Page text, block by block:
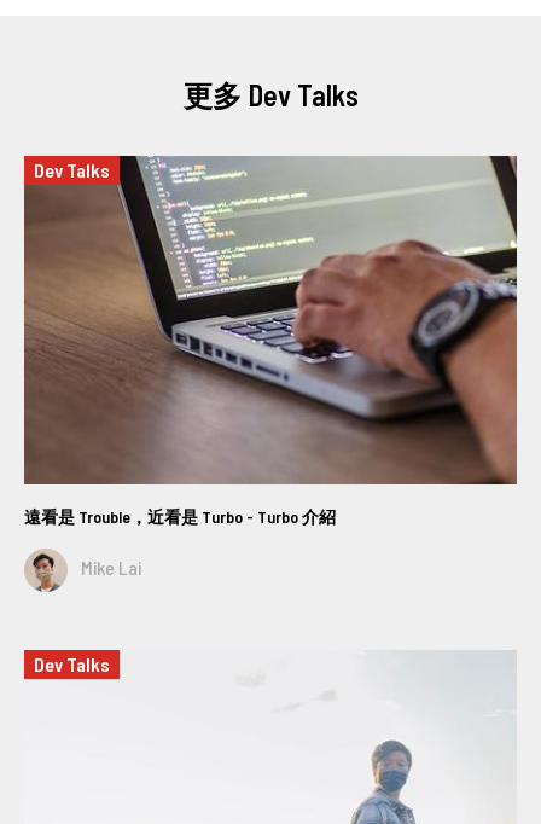
更多 Dev Talks
Dev Talks
遠看是 Trouble，近看是 Turbo - Turbo 介紹
Mike Lai
Dev Talks